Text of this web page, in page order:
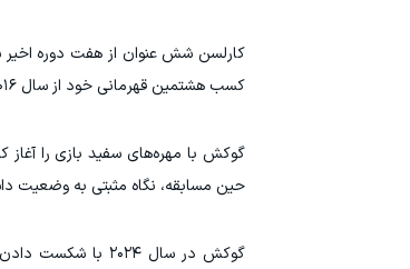
کارلسن شش عنوان از هفت دوره اخیر
کسب هشتمین قهرمانی خود از سال ۲۰۱۶ برگردد. علیرضا فیروزجا، شطرنج‌باز فرانسوی-ایرانی، با ۸.۵ امتیاز صدرنشین مسابقات است.
گوکش با مهره‌های سفید بازی را
حین مسابقه، نگاه مثبتی به وضعیت